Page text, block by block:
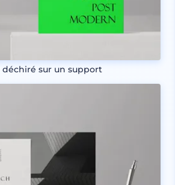
déchiré sur un support